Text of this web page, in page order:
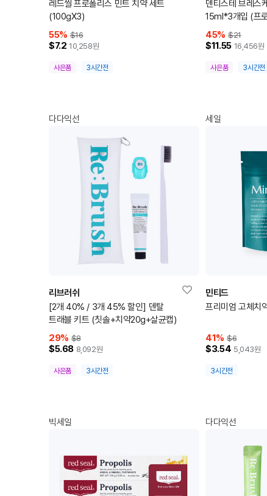
레드씰 프로폴리스 민트 치약 세트
(100gX3)
55% $16
$7.2 10,258원
사은품 3시간전
덴티스테 브레스
15ml*3개입 (프
45% $21
$11.55 16,456원
사은품 3시간전
다다익선
리브러쉬
[2개 40% / 3개 45% 할인] 덴탈
트래블 키트 (칫솔+치약20g+살균캡)
29% $8
$5.68 8,092원
사은품 3시간전
세일
민티드
프리미엄 고체치
41 % $6
$3.54 5,043원
3시간전
빅세일 다다익선